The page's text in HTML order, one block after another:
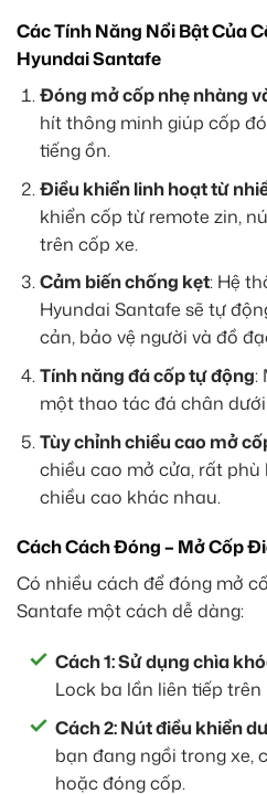
Các Tính Năng Nổi Bật Của
Hyundai Santafe
Đóng mở cốp nhẹ nhàng
hít thông minh giúp cốp
tiếng ồn.
Điều khiển linh hoạt từ
khiển cốp từ remote zin,
trên cốp xe.
Cảm biến chống kẹt: Hệ
Hyundai Santafe sẽ tự
cản, bảo vệ người và đồ
Tính năng đá cốp tự động:
một thao tác đá chân
Tùy chỉnh chiều cao mở
chiều cao mở cửa, rất
chiều cao khác nhau.
Cách Cách Đóng – Mở Cốp
Có nhiều cách để đóng mở
Santafe một cách dễ dàng:
Cách 1: Sử dụng chìa
Lock ba lần liên tiếp
Cách 2: Nút điều khiển
bạn đang ngồi trong xe,
hoặc đóng cốp.